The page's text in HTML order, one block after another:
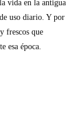
vida en la antigua
uso diario. Y por
frescos que
esa época.